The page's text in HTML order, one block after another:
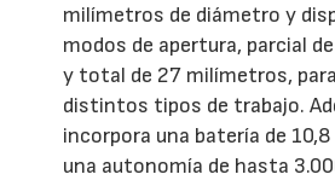
milímetros de diámetro y
modos de apertura, parcial
y total de 27 milímetros,
distintos tipos de trabajo.
incorpora una batería de
una autonomía de hasta